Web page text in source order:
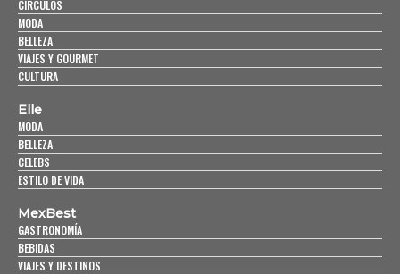
CÍRCULOS
MODA
BELLEZA
VIAJES Y GOURMET
CULTURA
Elle
MODA
BELLEZA
CELEBS
ESTILO DE VIDA
MexBest
GASTRONOMÍA
BEBIDAS
VIAJES Y DESTINOS